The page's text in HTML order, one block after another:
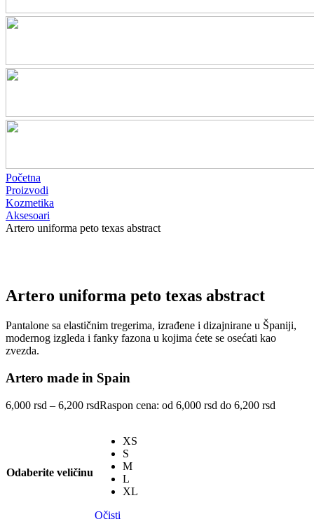
Početna
Proizvodi
Kozmetika
Aksesoari
Artero uniforma peto texas abstract
Artero uniforma peto texas abstract
Pantalone sa elastičnim tregerima, izrađene i dizajnirane u Španiji,
modernog izgleda i fanky fazona u kojima ćete se osećati kao
zvezda.
Artero made in Spain
6,000 rsd – 6,200 rsdRaspon cena: od 6,000 rsd do 6,200 rsd
Odaberite veličinu
XS
S
M
L
XL
Očisti